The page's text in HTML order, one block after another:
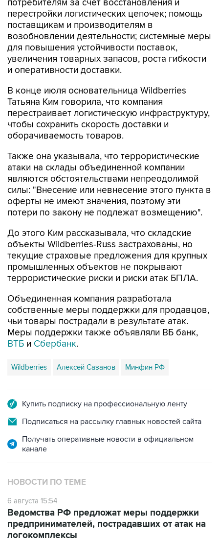
потребителям за счет восстановления и
перестройки логистических цепочек; помощь
поставщикам и производителям в
возобновлении деятельности; системные меры
для повышения устойчивости поставок,
увеличения товарных запасов, роста гибкости
и оперативности доставки.
В конце июля основательница Wildberries
Татьяна Ким говорила, что компания
перестраивает логистическую инфраструктуру,
чтобы сохранить скорость доставки и
оборачиваемость товаров.
Также она указывала, что террористические
атаки на склады объединенной компании
являются обстоятельствами непреодолимой
силы: "Внесение или невнесение этого пункта в
оферты не имеют значения, поэтому эти
потери по закону не подлежат возмещению".
До этого Ким рассказывала, что складские
объекты Wildberries-Russ застрахованы, но
текущие страховые предложения для крупных
промышленных объектов не покрывают
террористические риски и риски атак БПЛА.
Объединенная компания разработала
собственные меры поддержки для продавцов,
чьи товары пострадали в результате атак.
Меры поддержки также объявляли ВБ банк,
ВТБ и Сбербанк.
Wildberries Алексей Сазанов Минфин РФ
Купить подписку на профессиональную ленту
Подписаться на рассылку главных новостей сайта
Получать оперативные новости в официальном
канале
НОВОСТИ ПО ТЕМЕ
6 августа 15:54
Ведомства РФ предложат меры поддержки
предпринимателей, пострадавших от атак на
логокомплексы